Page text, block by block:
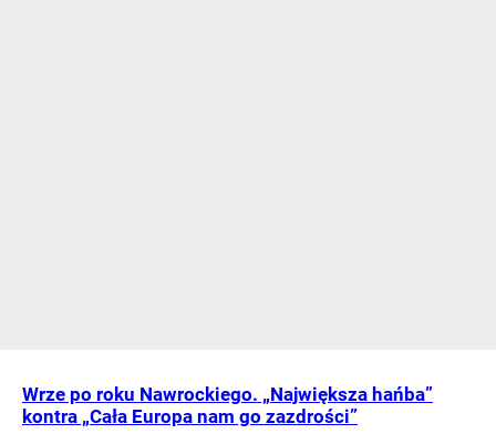
Wrze po roku Nawrockiego. „Największa hańba”
kontra „Cała Europa nam go zazdrości”